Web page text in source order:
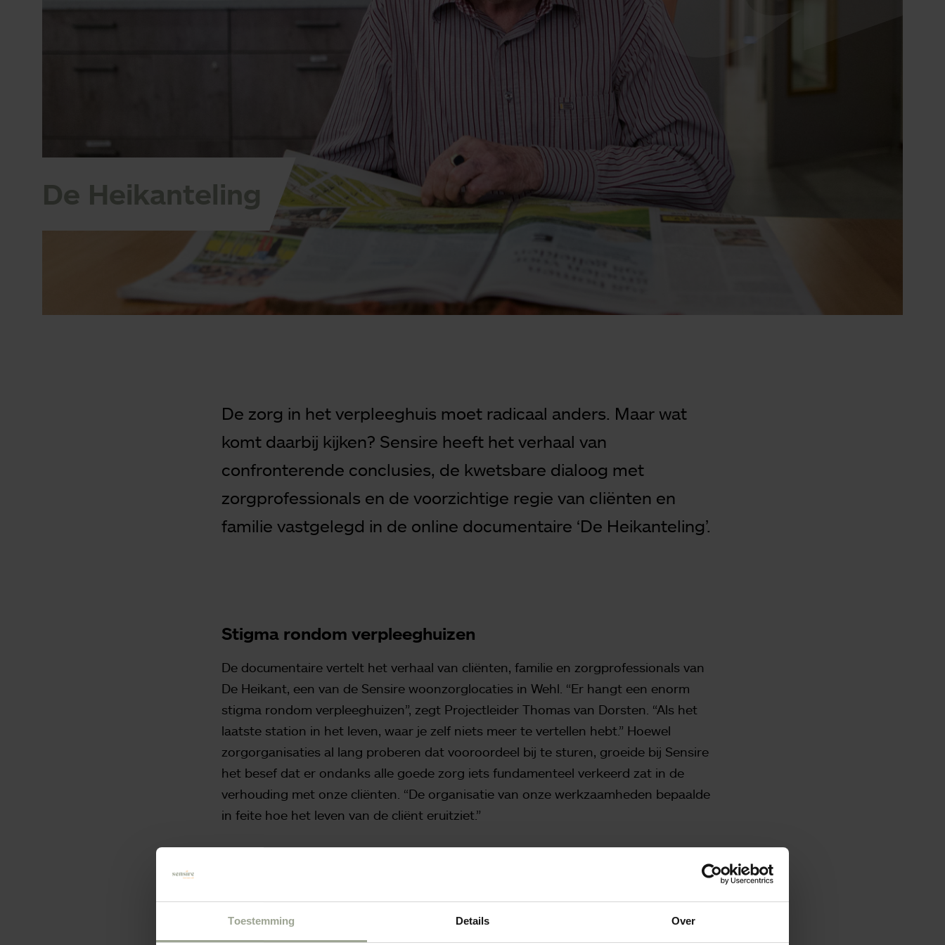
Toestemming Details Over
vinden van de
0900 8856
De Heikanteling
De zorg in het verpleeghuis moet radicaal anders. Maar wat
komt daarbij kijken? Sensire heeft het verhaal van
confronterende conclusies, de kwetsbare dialoog met
zorgprofessionals en de voorzichtige regie van cliënten en
familie vastgelegd in de online documentaire ‘De Heikanteling’.
Stigma rondom verpleeghuizen
De documentaire vertelt het verhaal van cliënten, familie en zorgprofessionals van
De Heikant, een van de Sensire woonzorglocaties in Wehl. “Er hangt een enorm
stigma rondom verpleeghuizen”, zegt Projectleider Thomas van Dorsten. “Als het
laatste station in het leven, waar je zelf niets meer te vertellen hebt.” Hoewel
zorgorganisaties al lang proberen dat vooroordeel bij te sturen, groeide bij Sensire
het besef dat er ondanks alle goede zorg iets fundamenteel verkeerd zat in de
verhouding met onze cliënten. “De organisatie van onze werkzaamheden bepaalde
in feite hoe het leven van de cliënt eruitziet.”
oprichting van een familieraad. Dat leidt tot wezenlijke vragen over de manier